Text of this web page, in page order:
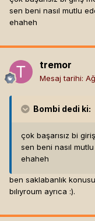
sen beni nasıl mutlu
ehaheh
tremor
Mesaj tarihi:
Bombi dedi ki:
çok başarısız bi
sen beni nasıl
ehaheh
ben saklabanlık
bılıyroum ayrıca :).